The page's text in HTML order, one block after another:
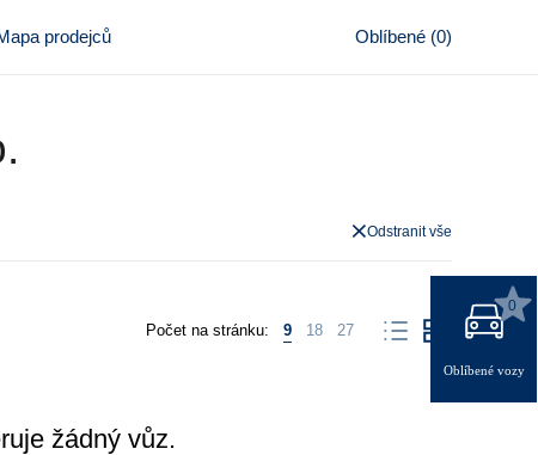
prodejců Oblíbené (0)
0
Oblíbené vozy
Odstranit vše
Počet na stránku: 9 18 27
žádný vůz.